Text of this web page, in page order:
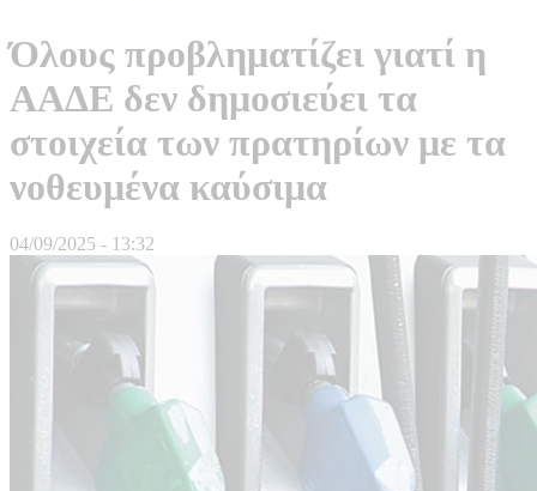
Όλους προβληματίζει γιατί η
ΑΑΔΕ δεν δημοσιεύει τα
στοιχεία των πρατηρίων με τα
νοθευμένα καύσιμα
04/09/2025 - 13:32